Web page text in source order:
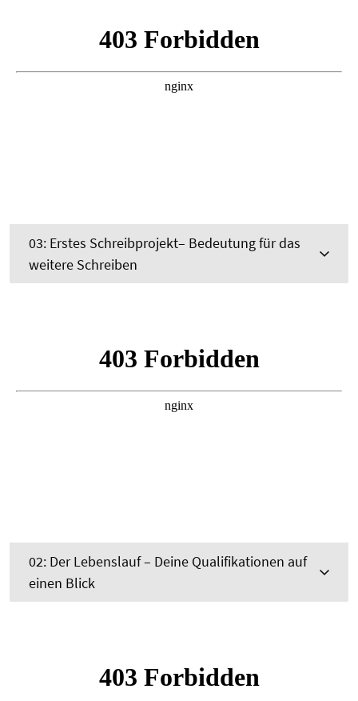
03: Erstes Schreibprojekt– Bedeutung für das
weitere Schreiben
02: Der Lebenslauf – Deine Qualifikationen auf
einen Blick